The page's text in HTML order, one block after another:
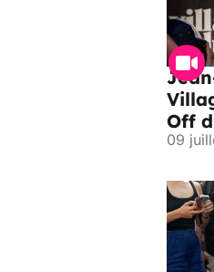
Off
09